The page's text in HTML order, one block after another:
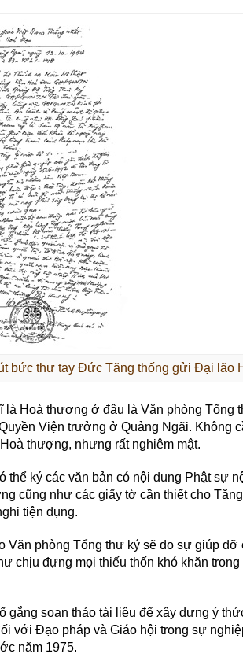
bức thư tay Đức Tăng thống gửi Đại lão
là Hoà thượng ở đâu là Văn phòng
Viện trưởng ở Quảng Ngãi. Không
thượng, nhưng rất nghiêm mật.
thể ký các văn bản có nội dung Phật sự
cũng như các giấy tờ cần thiết cho
tiện dụng.
Văn phòng Tổng thư ký sẽ do sự giúp
chịu đựng mọi thiếu thốn khó khăn
gắng soạn thảo tài liệu để xây dựng ý
với Đạo pháp và Giáo hội trong sự
năm 1975.